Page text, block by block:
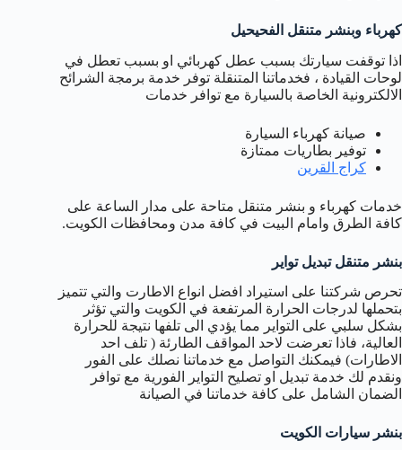
كهرباء وبنشر متنقل الفحيحيل
اذا توقفت سيارتك بسبب عطل كهربائي او بسبب تعطل في
لوحات القيادة ، فخدماتنا المتنقلة توفر خدمة برمجة الشرائح
الالكترونية الخاصة بالسيارة مع توافر خدمات
صيانة كهرباء السيارة
توفير بطاريات ممتازة
كراج القرين
خدمات كهرباء و بنشر متنقل متاحة على مدار الساعة على
كافة الطرق وامام البيت في كافة مدن ومحافظات الكويت.
بنشر متنقل تبديل تواير
تحرص شركتنا على استيراد افضل انواع الاطارت والتي تتميز
بتحملها لدرجات الحرارة المرتفعة في الكويت والتي تؤثر
بشكل سلبي على التواير مما يؤدي الى تلفها نتيجة للحرارة
العالية، فاذا تعرضت لاحد المواقف الطارئة ( تلف احد
الاطارات) فيمكنك التواصل مع خدماتنا نصلك على الفور
ونقدم لك خدمة تبديل او تصليح التواير الفورية مع توافر
الضمان الشامل على كافة خدماتنا في الصيانة
بنشر سيارات الكويت